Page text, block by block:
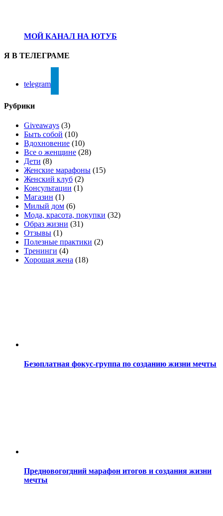
МОЙ КАНАЛ НА ЮТУБ
Я В ТЕЛЕГРАМЕ
telegram
Рубрики
Giveaways (3)
Быть собой (10)
Вдохновение (10)
Все о женщине (28)
Дети (8)
Женские марафоны (15)
Женский клуб (2)
Консультации (1)
Магазин (1)
Милый дом (6)
Мода, красота, покупки (32)
Образ жизни (31)
Отзывы (1)
Полезные практики (2)
Тренинги (4)
Хорошая жена (18)
Безоплатная фокус-группа по созданию жизни мечты
Предновогогдний марафон итогов и создания жизни
мечты